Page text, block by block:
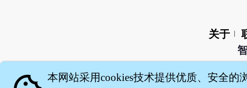
关于
本网站采用cookies技术提供优质、安全的